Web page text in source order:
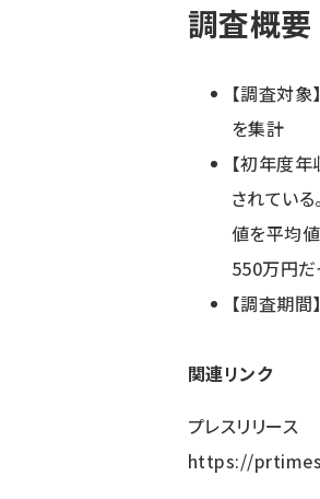
調査概要
【調査対
を集計
【初年度
されてい
値を平均
550万円だ
【調査期
関連リンク
プレスリリース
https://